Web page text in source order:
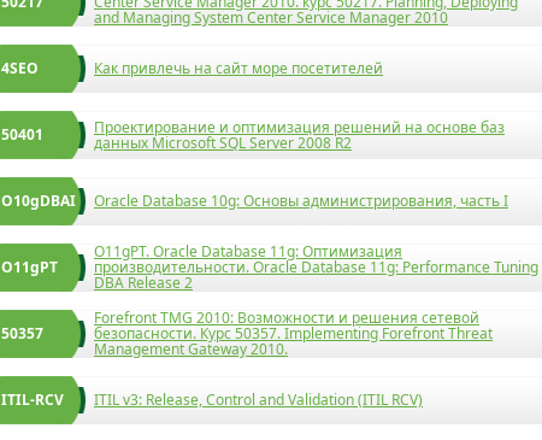
and Managing System Center Service Manager 2010
4SEO Как привлечь на сайт море посетителей
50401 Проектирование и оптимизация решений на основе баз
данных Microsoft SQL Server 2008 R2
O10gDBAI Oracle Database 10g: Основы администрирования, часть I
O11gPT
O11gPT. Oracle Database 11g: Оптимизация
производительности. Oracle Database 11g: Performance Tuning
DBA Release 2
50357
Forefront TMG 2010: Возможности и решения сетевой
безопасности. Курс 50357. Implementing Forefront Threat
Management Gateway 2010.
ITIL-RCV ITIL v3: Release, Control and Validation (ITIL RCV)